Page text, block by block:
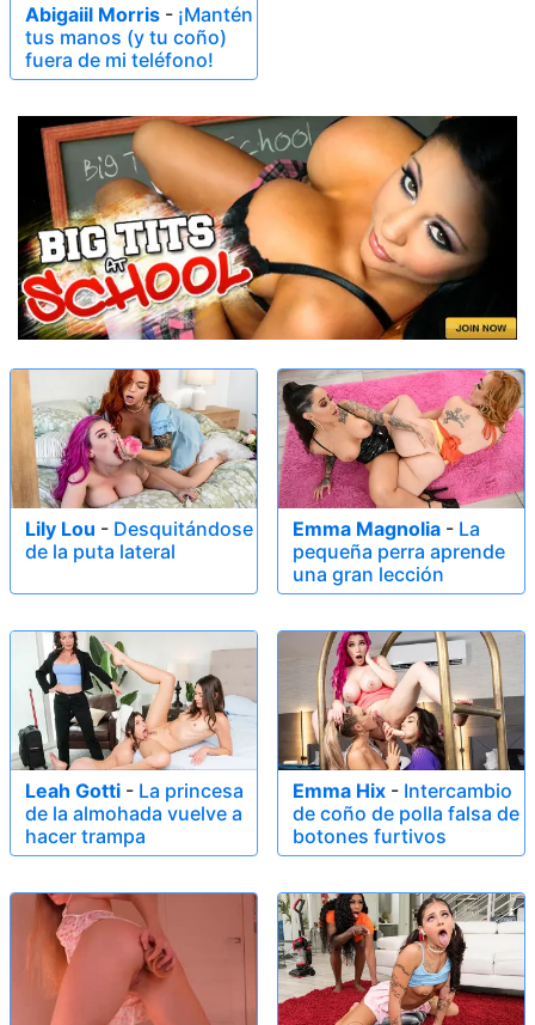
Abigaiil Morris - ¡Mantén
tus manos (y tu coño)
fuera de mi teléfono!
Lily Lou - Desquitándose
de la puta lateral
Emma Magnolia - La
pequeña perra aprende
una gran lección
Leah Gotti - La princesa
de la almohada vuelve a
hacer trampa
Emma Hix - Intercambio
de coño de polla falsa de
botones furtivos